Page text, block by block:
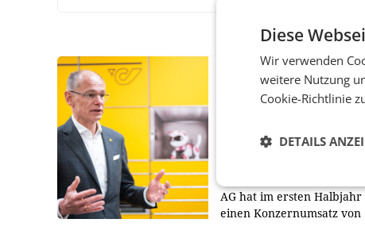
Österreichische Post:
Halbjahr trotz
Briefgeschäft
AG hat im ersten Halbjahr
einen Konzernumsatz von
Diese
Wir verwenden
weitere Nutzung
Cookie-Richtlinie
DETAILS